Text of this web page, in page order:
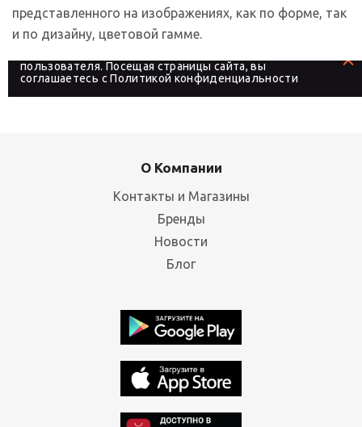
представленного на изображениях, как по форме, так
и по дизайну, цветовой гамме.
На сайте используются файлы cookies, которые его
пользователя. Посещая страницы сайта, вы
соглашаетесь сПолитикой конфиденциальности
О Компании
Контакты и Магазины
Бренды
Новости
Блог